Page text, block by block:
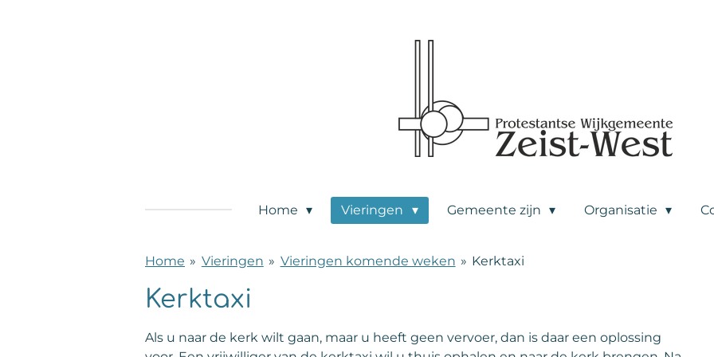
Home Vieringen Gemeente zijn Organisatie
Home » Vieringen » Vieringen komende weken » Kerktaxi
Kerktaxi
Als u naar de kerk wilt gaan, maar u heeft geen vervoer, dan is daar een oplossing